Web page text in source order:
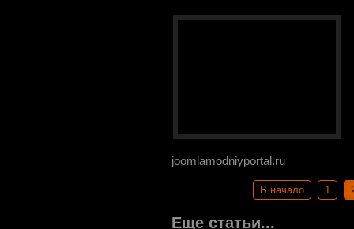
joomlamodniyportal.ru
В начало 1
Еще статьи...